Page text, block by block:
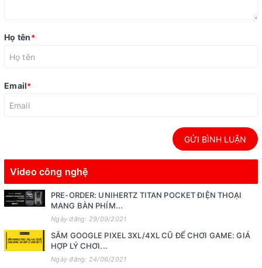
Họ tên*
Email*
GỬI BÌNH LUẬN
Video công nghệ
PRE-ORDER: UNIHERTZ TITAN POCKET ĐIỆN THOẠI
MANG BÀN PHÍM...
Ngày đăng: 29/09/2021
SẮM GOOGLE PIXEL 3XL/4XL CŨ ĐỂ CHƠI GAME: GIÁ
HỢP LÝ CHƠI...
Ngày đăng: 24/06/2021